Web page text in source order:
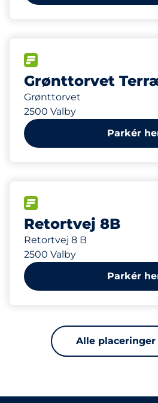
Grønttorvet
Grønttorvet
2500 Valby
Parkér
Retortvej 8B
Retortvej 8 B
2500 Valby
Parkér
Alle placeringer